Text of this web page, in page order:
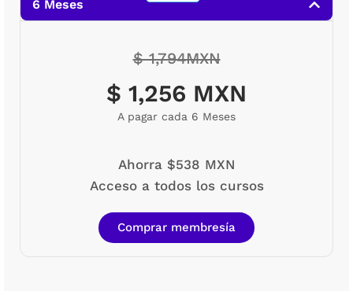
6 Meses
$ 1,794MXN
$ 1,256 MXN
A pagar cada 6 Meses
Ahorra $538 MXN
Acceso a todos los cursos
Comprar membresía